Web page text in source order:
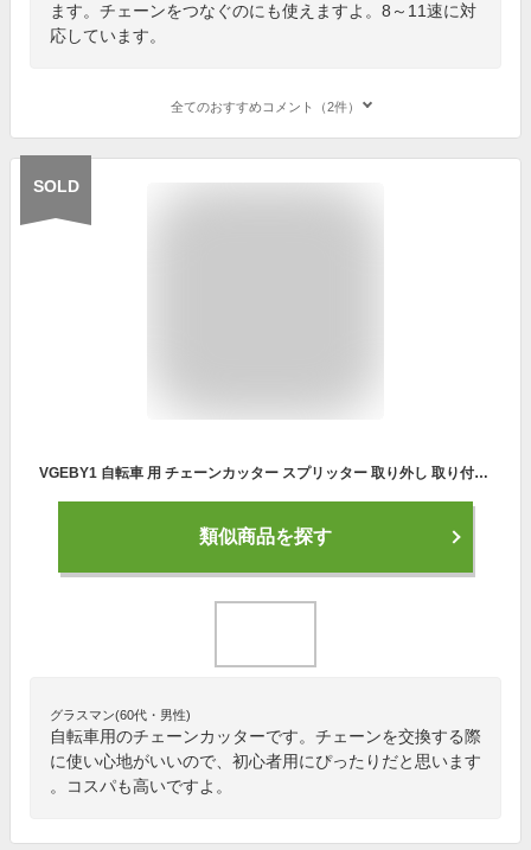
ます。チェーンをつなぐのにも使えますよ。8～11速に対
応しています。
全てのおすすめコメント（2件）
SOLD
VGEBY1 自転車 用 チェーンカッター スプリッター 取り外し 取り付け 防錆 耐久性 携帯便利 滑り止め 修理ツール ブラック
類似商品を探す
グラスマン(60代・男性)
自転車用のチェーンカッターです。チェーンを交換する際
に使い心地がいいので、初心者用にぴったりだと思います
。コスパも高いですよ。